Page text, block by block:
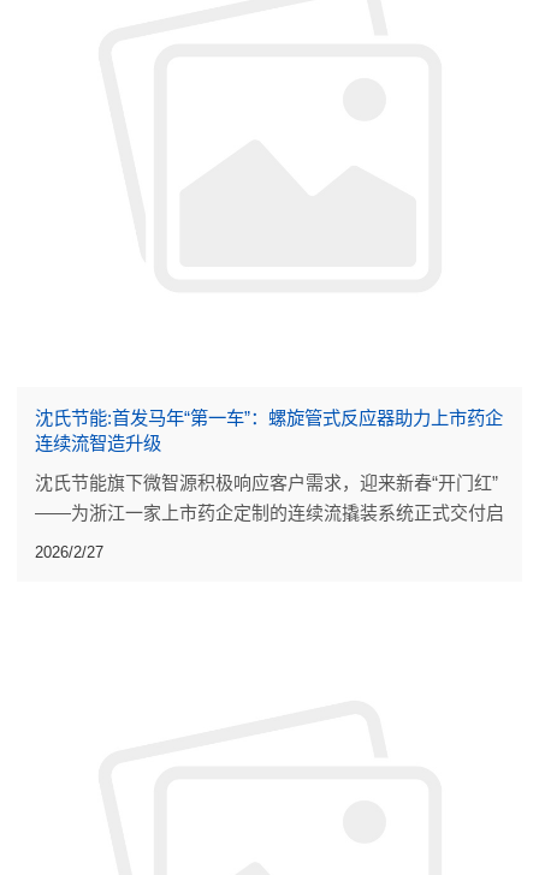
沈氏节能:首发马年“第一车”：螺旋管式反应器助力上市药企
连续流智造升级
沈氏节能旗下微智源积极响应客户需求，迎来新春“开门红”
——为浙江一家上市药企定制的连续流撬装系统正式交付启
运。
2026/2/27